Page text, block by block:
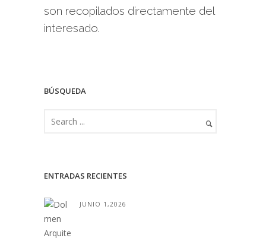
son recopilados directamente del
interesado.
BÚSQUEDA
ENTRADAS RECIENTES
JUNIO 1,2026